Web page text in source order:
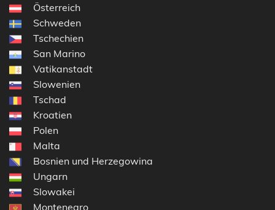
Österreich
Schweden
Tschechien
San Marino
Vatikanstadt
Slowenien
Tschad
Kroatien
Polen
Malta
Bosnien und Herzegowina
Ungarn
Slowakei
Montenegro